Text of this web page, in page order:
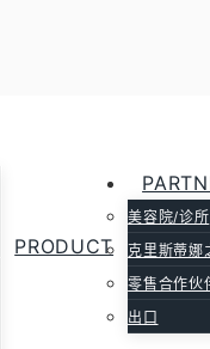
PRODUCT
美容院/诊所
克里斯蒂娜
零售合作伙
出口